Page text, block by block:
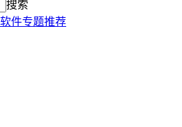
搜索
件专题推荐